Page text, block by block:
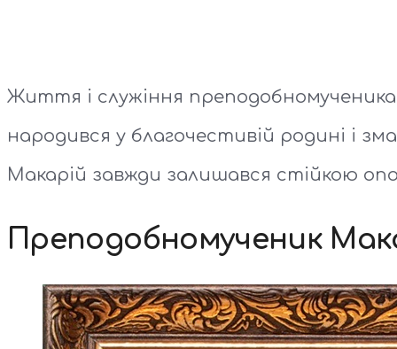
Життя і служіння преподобномученика
народився у благочестивій родині і
Макарій завжди залишався стійкою
Преподобномученик